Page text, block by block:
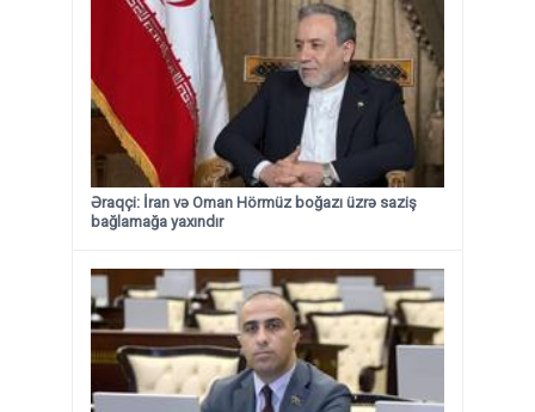
Əraqçi: İran və Oman Hörmüz boğazı üzrə saziş
bağlamağa yaxındır